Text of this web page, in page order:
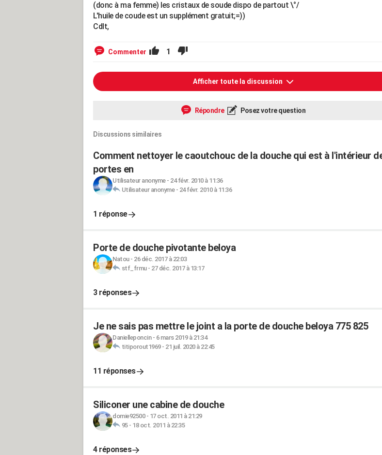
(donc à ma femme) les cristaux de soude dispo de partout \°/
L'huile de coude est un supplément gratuit;=))
Cdlt,
Commenter 1
Afficher toute la discussion
Répondre Posez votre question
Discussions similaires
Comment nettoyer le caoutchouc de la douche qui est à l'intérieur
portes en
Utilisateur anonyme- 24 févr. 2010 à 11:36
Utilisateur anonyme- 24 févr. 2010 à 11:36
1 réponse
Porte de douche pivotante beloya
Natou- 26 déc. 2017 à 22:03
stf_frmu- 27 déc. 2017 à 13:17
3 réponses
Je ne sais pas mettre le joint a la porte de douche beloya 775 825
Danielleponcin- 6 mars 2019 à 21:34
titiporout1969- 21 juil. 2020 à 22:45
11 réponses
Siliconer une cabine de douche
domie92500- 17 oct. 2011 à 21:29
95- 18 oct. 2011 à 22:35
4 réponses